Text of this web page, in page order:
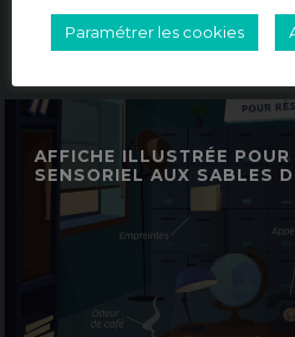
print
AFFICHE ILLUSTRÉE POUR
SENSORIEL AUX SABLES
Paramétrer les cookies